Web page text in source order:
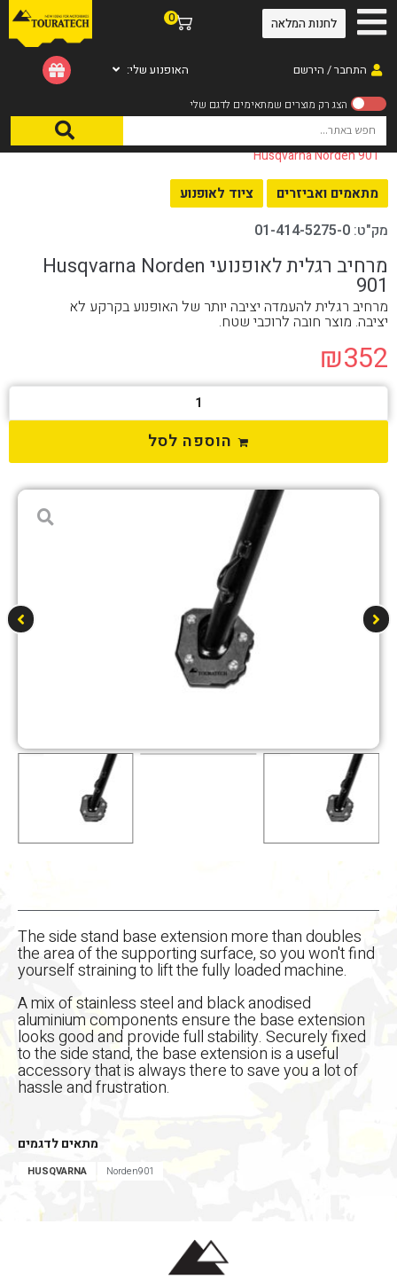
התחבר / הירשם
0
האופנוע שלי:
לחנות המלאה
עמוד הבית/
/ מרחיב רגלית לאופנועי
Husqvarna Norden 901
מתאמים ואביזרים ציוד לאופנוע
מק"ט: 01-414-5275-0
מרחיב רגלית לאופנועי Husqvarna Norden
901
מרחיב רגלית להעמדה יציבה יותר של האופנוע בקרקע לא
יציבה. מוצר חובה לרוכבי שטח.
₪352
הוספה לסל
The side stand base extension more than doubles
the area of the supporting surface, so you won't find
yourself straining to lift the fully loaded machine.
A mix of stainless steel and black anodised
aluminium components ensure the base extension
looks good and provide full stability. Securely fixed
to the side stand, the base extension is a useful
accessory that is always there to save you a lot of
hassle and frustration.
מתאים לדגמים
HUSQVARNA Norden901